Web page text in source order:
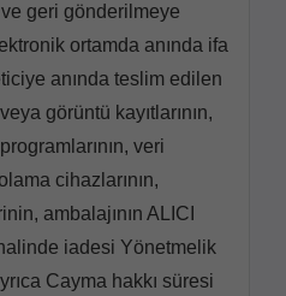
geri gönderilmeye
ortamda anında ifa
anında teslim edilen
görüntü kayıtlarının,
veri
cihazlarının,
ambalajının ALICI
halinde iadesi Yönetmelik
Cayma hakkı süresi